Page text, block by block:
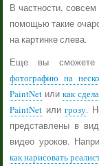
В частности,
помощью такие
на картинке слева.
Еще вы
фотографию на
PaintNetили как
PaintNetилигрозу.
представлены в
видео уроков.
как нарисовать